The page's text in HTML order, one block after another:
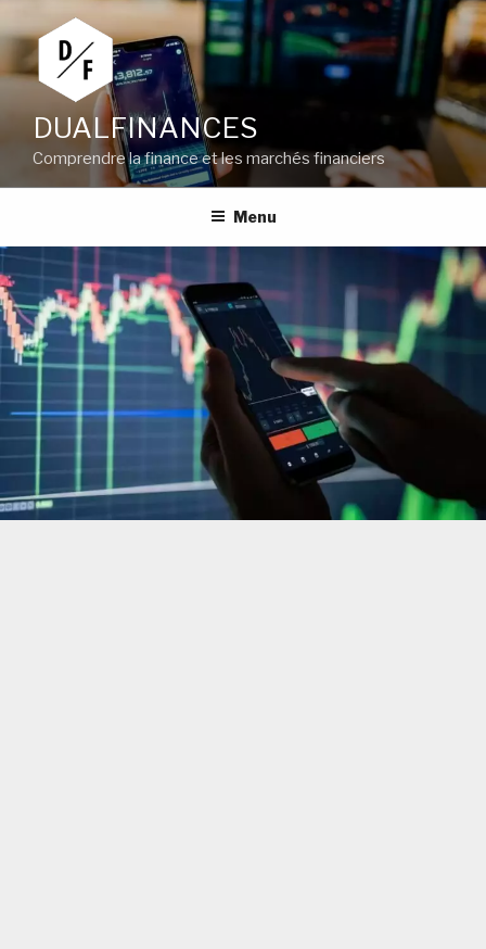
au
contenu
principal
DUALFINANCES
Comprendre la finance et les marchés financiers
Menu